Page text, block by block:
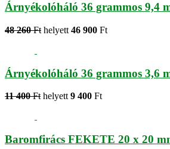
Árnyékolóháló 36 grammos 9,4
48 260 Ft helyett 46 900 Ft
Árnyékolóháló 36 grammos 3,6
11 400 Fthelyett9 400 Ft
Baromfirács FEKETE 20 x 20